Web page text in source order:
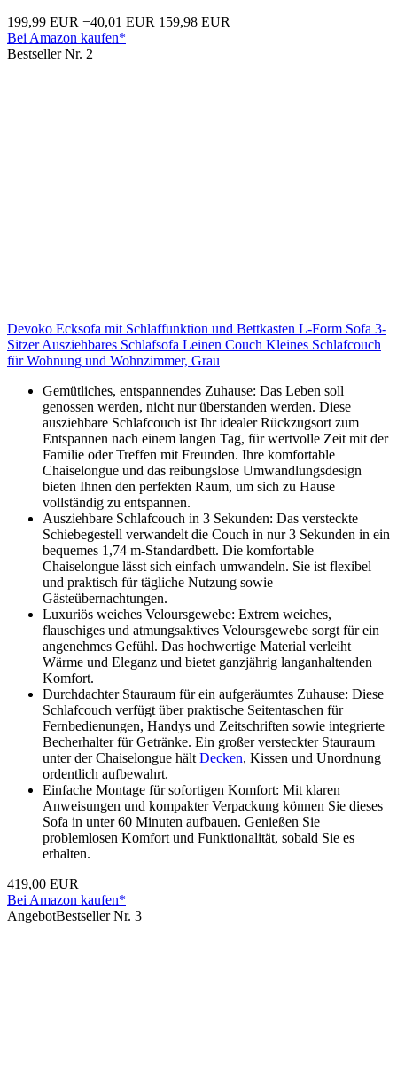
199,99 EUR −40,01 EUR 159,98 EUR
Bei Amazon kaufen*
Bestseller Nr. 2
Devoko Ecksofa mit Schlaffunktion und Bettkasten L-Form Sofa 3-
Sitzer Ausziehbares Schlafsofa Leinen Couch Kleines Schlafcouch
für Wohnung und Wohnzimmer, Grau
Gemütliches, entspannendes Zuhause: Das Leben soll
genossen werden, nicht nur überstanden werden. Diese
ausziehbare Schlafcouch ist Ihr idealer Rückzugsort zum
Entspannen nach einem langen Tag, für wertvolle Zeit mit der
Familie oder Treffen mit Freunden. Ihre komfortable
Chaiselongue und das reibungslose Umwandlungsdesign
bieten Ihnen den perfekten Raum, um sich zu Hause
vollständig zu entspannen.
Ausziehbare Schlafcouch in 3 Sekunden: Das versteckte
Schiebegestell verwandelt die Couch in nur 3 Sekunden in ein
bequemes 1,74 m-Standardbett. Die komfortable
Chaiselongue lässt sich einfach umwandeln. Sie ist flexibel
und praktisch für tägliche Nutzung sowie
Gästeübernachtungen.
Luxuriös weiches Veloursgewebe: Extrem weiches,
flauschiges und atmungsaktives Veloursgewebe sorgt für ein
angenehmes Gefühl. Das hochwertige Material verleiht
Wärme und Eleganz und bietet ganzjährig langanhaltenden
Komfort.
Durchdachter Stauraum für ein aufgeräumtes Zuhause: Diese
Schlafcouch verfügt über praktische Seitentaschen für
Fernbedienungen, Handys und Zeitschriften sowie integrierte
Becherhalter für Getränke. Ein großer versteckter Stauraum
unter der Chaiselongue hält Decken, Kissen und Unordnung
ordentlich aufbewahrt.
Einfache Montage für sofortigen Komfort: Mit klaren
Anweisungen und kompakter Verpackung können Sie dieses
Sofa in unter 60 Minuten aufbauen. Genießen Sie
problemlosen Komfort und Funktionalität, sobald Sie es
erhalten.
419,00 EUR
Bei Amazon kaufen*
AngebotBestseller Nr. 3